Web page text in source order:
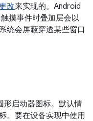
改来实现的。Android
触摸事件时叠加层会以
统会屏蔽穿透某些窗口
形启动器图标。默认情
。要在设备实现中使用